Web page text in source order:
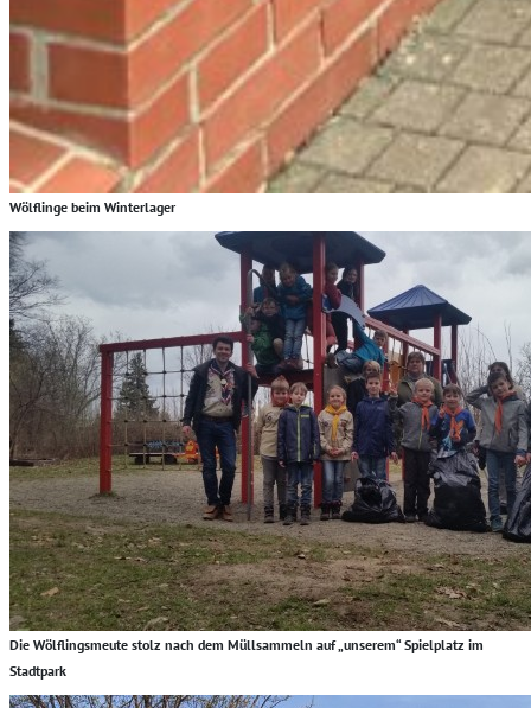
Wölflinge beim Winterlager
Die Wölflingsmeute stolz nach dem Müllsammeln auf „unserem“ Spielplatz im
Stadtpark